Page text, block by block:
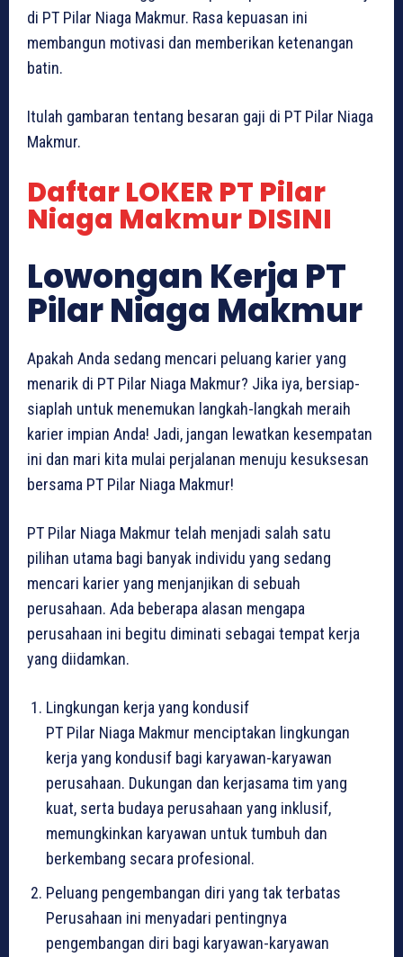
di PT Pilar Niaga Makmur. Rasa kepuasan ini
membangun motivasi dan memberikan ketenangan
batin.
Itulah gambaran tentang besaran gaji di PT Pilar Niaga
Makmur.
Daftar LOKER PT Pilar
Niaga Makmur DISINI
Lowongan Kerja PT
Pilar Niaga Makmur
Apakah Anda sedang mencari peluang karier yang
menarik di PT Pilar Niaga Makmur? Jika iya, bersiap-
siaplah untuk menemukan langkah-langkah meraih
karier impian Anda! Jadi, jangan lewatkan kesempatan
ini dan mari kita mulai perjalanan menuju kesuksesan
bersama PT Pilar Niaga Makmur!
PT Pilar Niaga Makmur telah menjadi salah satu
pilihan utama bagi banyak individu yang sedang
mencari karier yang menjanjikan di sebuah
perusahaan. Ada beberapa alasan mengapa
perusahaan ini begitu diminati sebagai tempat kerja
yang diidamkan.
Lingkungan kerja yang kondusif
PT Pilar Niaga Makmur menciptakan lingkungan
kerja yang kondusif bagi karyawan-karyawan
perusahaan. Dukungan dan kerjasama tim yang
kuat, serta budaya perusahaan yang inklusif,
memungkinkan karyawan untuk tumbuh dan
berkembang secara profesional.
Peluang pengembangan diri yang tak terbatas
Perusahaan ini menyadari pentingnya
pengembangan diri bagi karyawan-karyawan